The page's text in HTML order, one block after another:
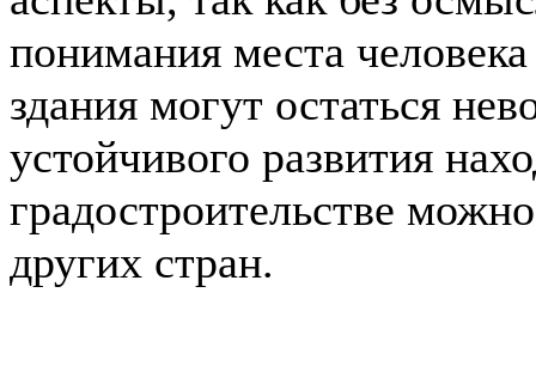
понимания места
здания могут остаться
устойчивого развития
градостроительстве
других стран.